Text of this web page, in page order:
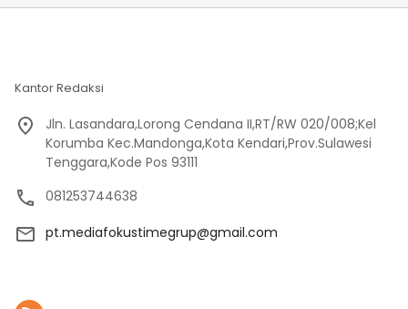
Kantor Redaksi
Jln. Lasandara,Lorong Cendana II,RT/RW 020/008;Kel
Korumba Kec.Mandonga,Kota Kendari,Prov.Sulawesi
Tenggara,Kode Pos 93111
081253744638
pt.mediafokustimegrup@gmail.com